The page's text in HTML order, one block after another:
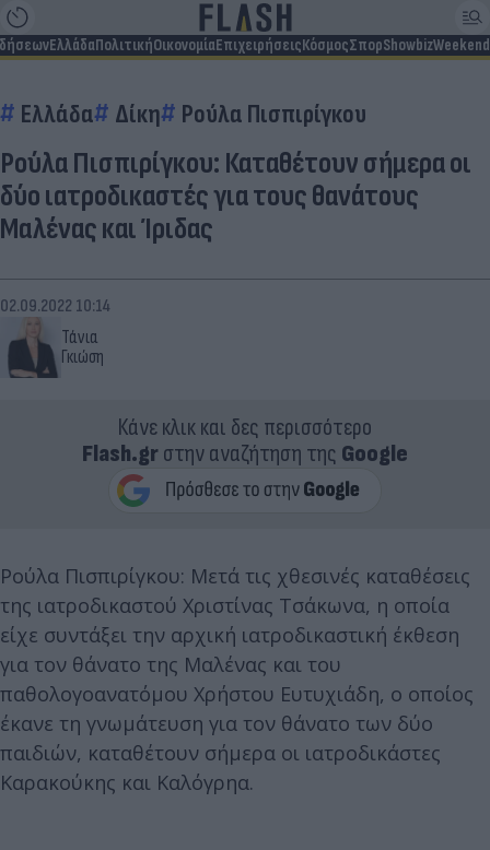
ΕλλάδαΠολιτικήΟικονομίαΕπιχειρήσειςΚόσμοςΣπορShowbizWeekend
Ελλάδα Δίκη Ρούλα Πισπιρίγκου
Ρούλα Πισπιρίγκου: Καταθέτουν σήμερα οι
δύο ιατροδικαστές για τους θανάτους
Μαλένας και Ίριδας
Τάνια
Γκιώση
02.09.2022 10:14
Κάνε κλικ και δες περισσότερο
Flash.grστην αναζήτηση της Google
Ρούλα Πισπιρίγκου: Μετά τις χθεσινές καταθέσεις
της ιατροδικαστού Χριστίνας Τσάκωνα, η οποία
είχε συντάξει την αρχική ιατροδικαστική έκθεση
για τον θάνατο της Μαλένας και του
παθολογοανατόμου Χρήστου Ευτυχιάδη, ο οποίος
έκανε τη γνωμάτευση για τον θάνατο των δύο
παιδιών, καταθέτουν σήμερα οι ιατροδικάστες
Καρακούκης και Καλόγρηα.